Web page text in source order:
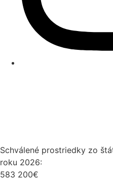
Schválené prostriedky zo
roku 2026:
583 200€